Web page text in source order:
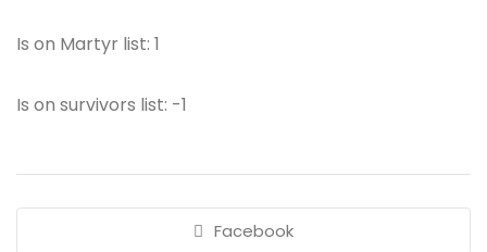
Is on Martyr list: 1
Is on survivors list: -1
Facebook